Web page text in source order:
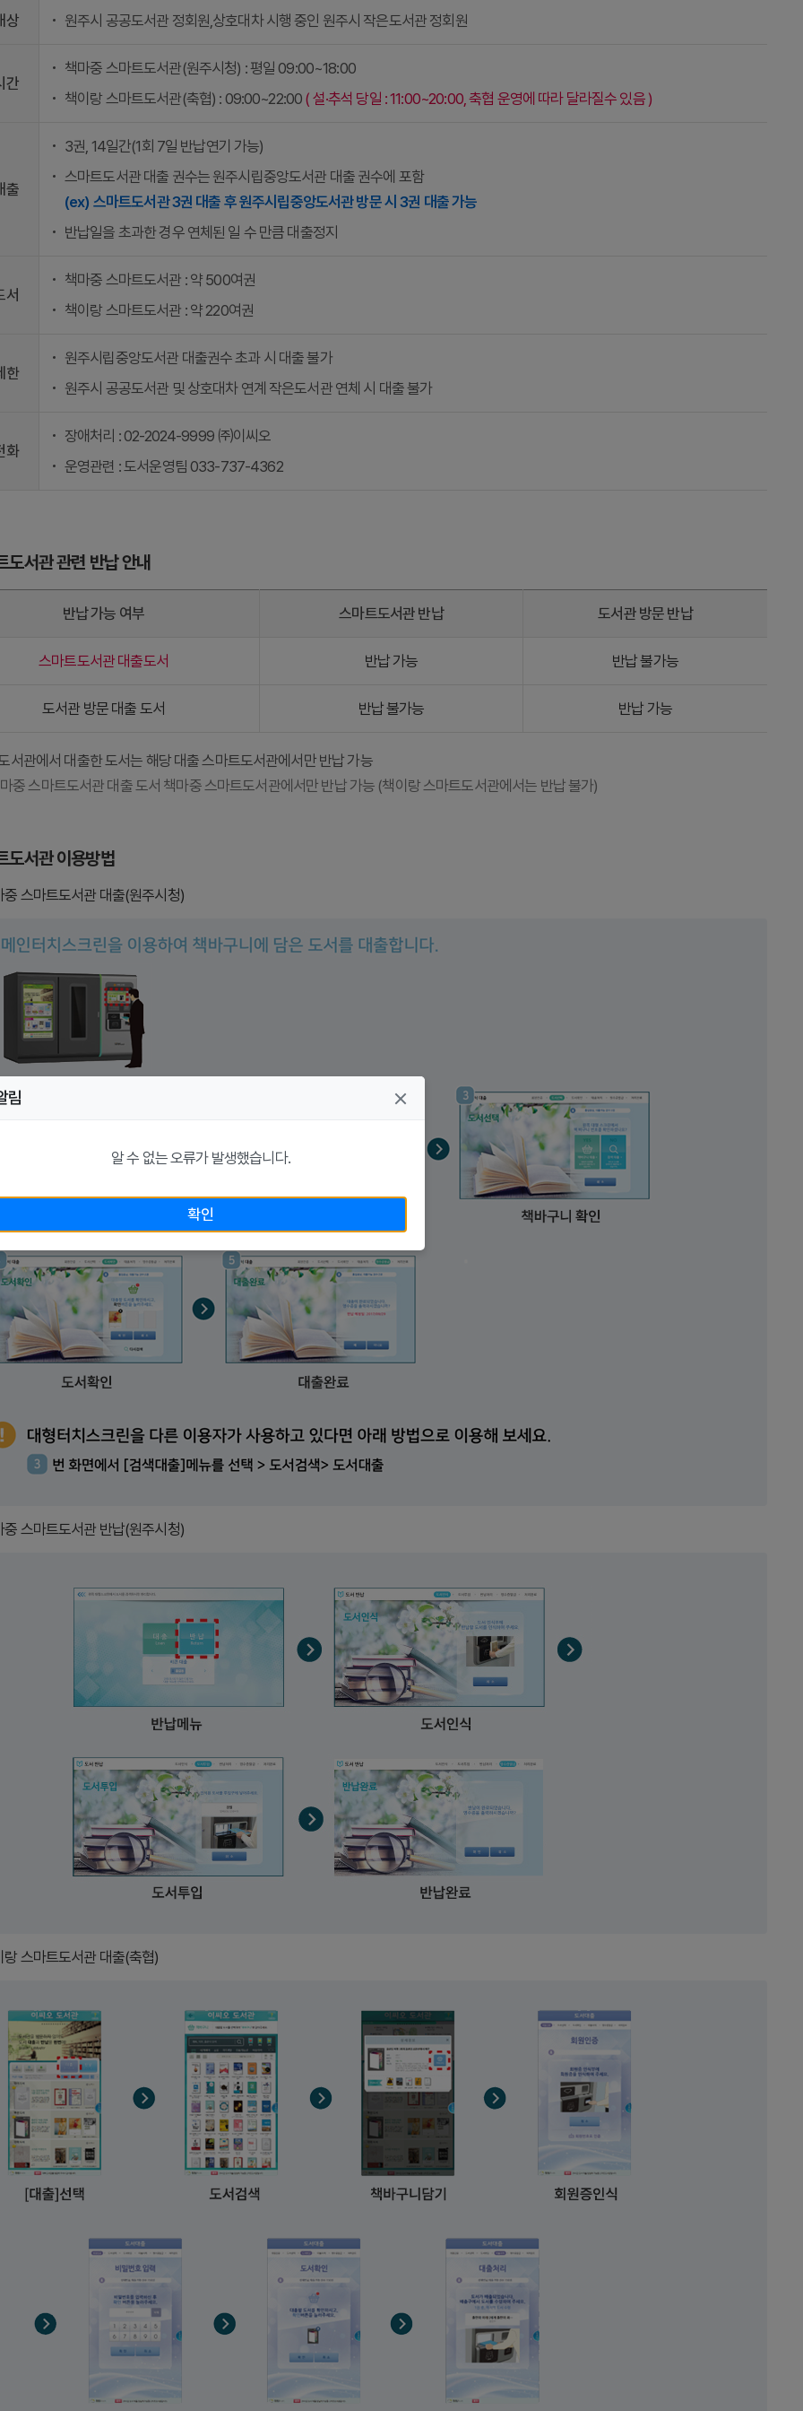
상 원주시 공공도서관 정회원,상호대차 시행 중인 원주시 작은도서관 정회원
간
책마중 스마트도서관(원주시청) : 평일 09:00~18:00
책이랑 스마트도서관(축협) : 09:00~22:00 ( 설·추석 당일 : 11:00~20:00, 축협 운영에 따라 달라질수 있음 )
출
3권, 14일간(1회 7일 반납연기 가능)
스마트도서관 대출 권수는 원주시립중앙도서관 대출 권수에 포함
(ex) 스마트도서관 3권 대출 후 원주시립중앙도서관 방문 시 3권 대출 가능
반납일을 초과한 경우 연체된 일 수 만큼 대출정지
서
책마중 스마트도서관 : 약 500여권
책이랑 스마트도서관 : 약 220여권
한
원주시립중앙도서관 대출권수 초과 시 대출 불가
원주시 공공도서관 및 상호대차 연계 작은도서관 연체 시 대출 불가
화
장애처리 : 02-2024-9999 ㈜이씨오
운영관련 : 도서운영팀 033-737-4362
도서관 관련 반납 안내
반납 가능 여부 스마트도서관 반납 도서관 방문 반납
스마트도서관 대출도서 반납 가능 반납 불가능
도서관 방문 대출 도서 반납 불가능 반납 가능
서관에서 대출한 도서는 해당 대출 스마트도서관에서만 반납 가능
중 스마트도서관 대출 도서 책마중 스마트도서관에서만 반납 가능 (책이랑 스마트도서관에서는 반납 불가)
도서관 이용방법
중 스마트도서관 대출(원주시청)
중 스마트도서관 반납(원주시청)
랑 스마트도서관 대출(축협)
림
알 수 없는 오류가 발생했습니다.
확인